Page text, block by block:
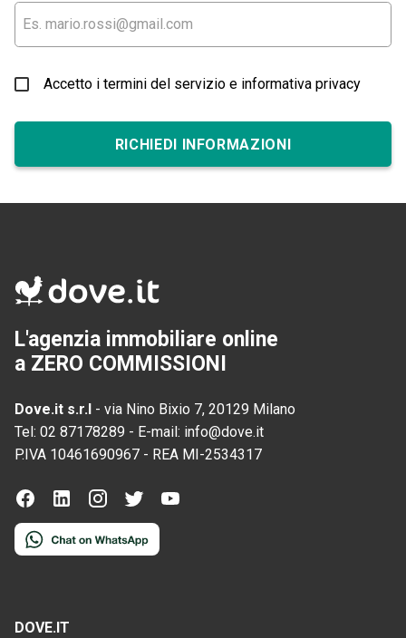
Accetto i termini del servizio e informativa privacy
RICHIEDI INFORMAZIONI
L'agenzia immobiliare online
a ZERO COMMISSIONI
Dove.it s.r.l - via Nino Bixio 7, 20129 Milano
Tel: 02 87178289 - E-mail: info@dove.it
P.IVA 10461690967 - REA MI-2534317
DOVE.IT